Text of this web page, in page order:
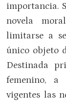
importancia.
novela
limitarse a
único objeto
Destinada
femenino, a
vigentes las